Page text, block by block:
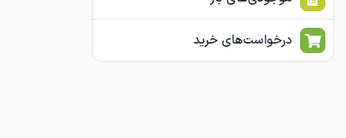
درخواست‌های خرید